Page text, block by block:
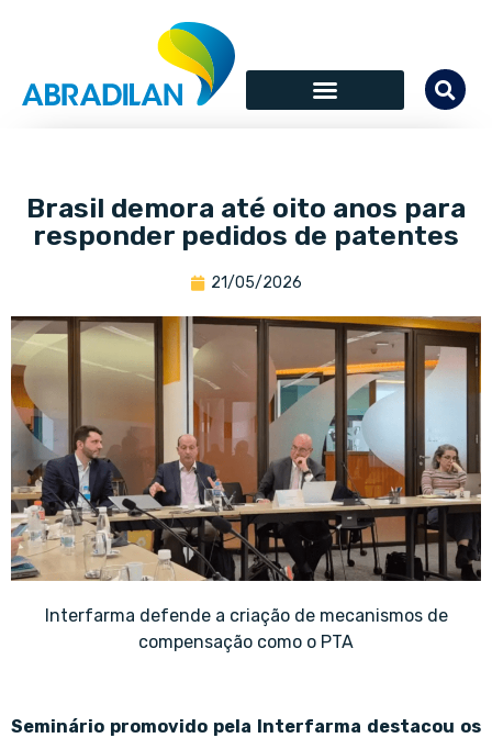
Brasil demora até oito anos para
responder pedidos de patentes
21/05/2026
Interfarma defende a criação de mecanismos de
compensação como o PTA
Seminário promovido pela Interfarma destacou os